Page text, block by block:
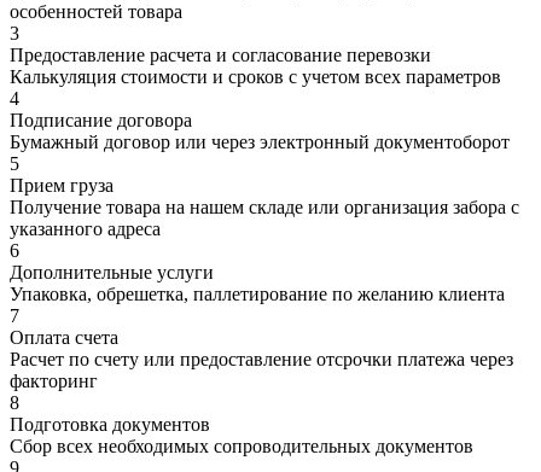
особенностей товара
3
Предоставление расчета и согласование перевозки
Калькуляция стоимости и сроков с учетом всех параметров
4
Подписание договора
Бумажный договор или через электронный документоборот
5
Прием груза
Получение товара на нашем складе или организация забора с
указанного адреса
6
Дополнительные услуги
Упаковка, обрешетка, паллетирование по желанию клиента
7
Оплата счета
Расчет по счету или предоставление отсрочки платежа через
факторинг
8
Подготовка документов
Сбор всех необходимых сопроводительных документов
9